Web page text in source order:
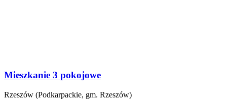
Mieszkanie 3 pokojowe
Rzeszów (Podkarpackie, gm. Rzeszów)